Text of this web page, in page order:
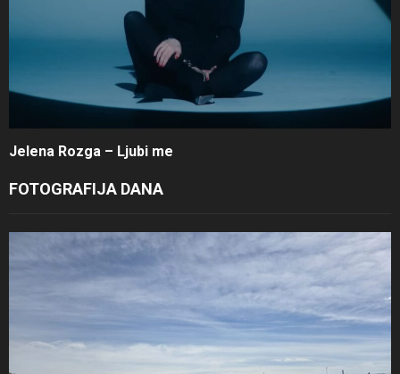
Jelena Rozga – Ljubi me
FOTOGRAFIJA DANA